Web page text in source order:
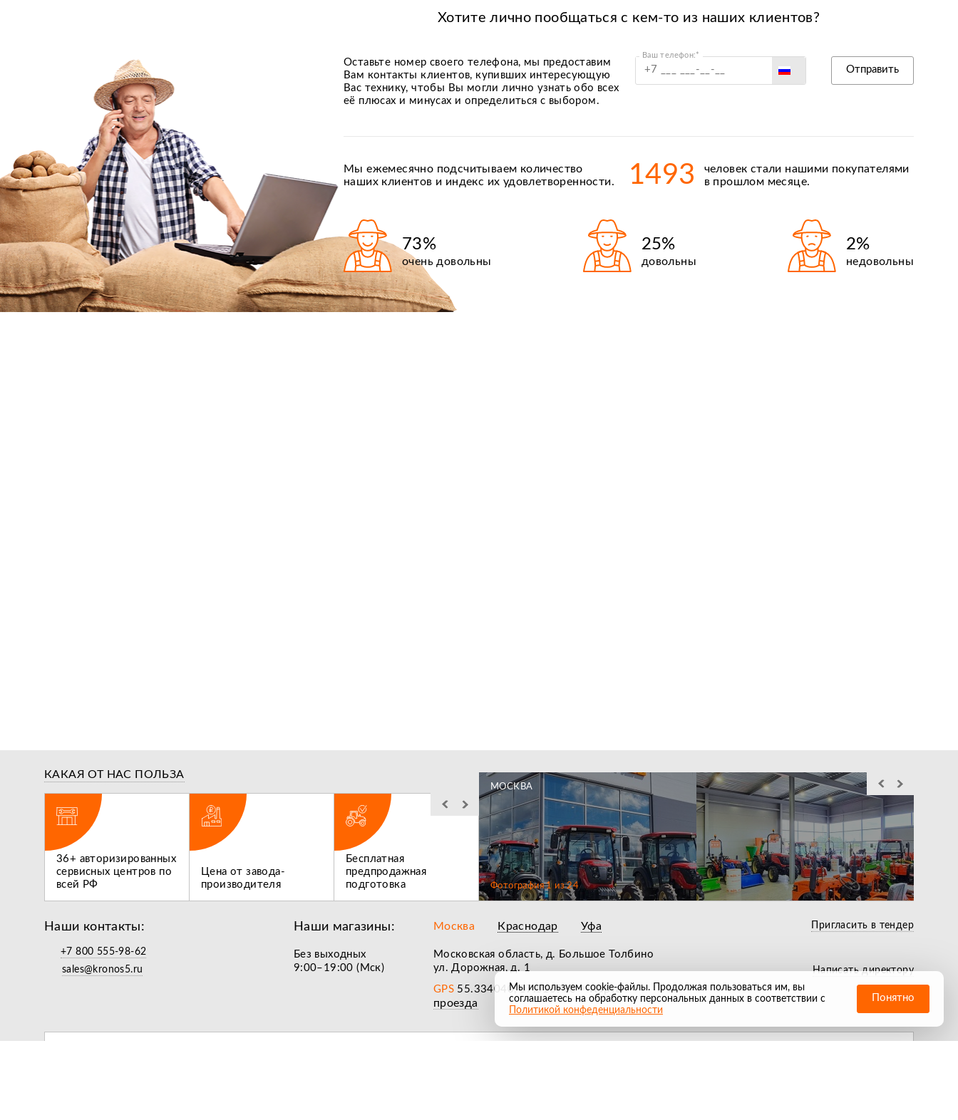
Хотите лично пообщаться с кем-то из наших клиентов?
Оставьте номер своего телефона, мы предоставим
Вам контакты клиентов, купивших интересующую
Вас технику, чтобы Вы могли лично узнать обо всех
её плюсах и минусах и определиться с выбором.
Ваш телефон:*
Киргизия
Отправить
Мы ежемесячно подсчитываем количество
наших клиентов и индекс их удовлетворенности.
1493
человек стали нашими покупателями
в прошлом месяце.
73%
очень довольны
25%
довольны
2%
недовольны
КАКАЯ ОТ НАС ПОЛЬЗА
36+ авторизированных
сервисных центров по
всей РФ
Цена от завода-
производителя
Бесплатная
предпродажная
подготовка
Льготное
послегарантийное
обслуживание
Лучшие условия по
кредиту и лизингу
Служба выездного
сервиса действующая
по всей РФ
МОСКВА
Фотография1 из24
Наши контакты:
+7 800 555-98-62
sales@kronos5.ru
Наши магазины: Москва Краснодар Уфа
Без выходных
9:00–19:00 (Мск)
Московская область, д. Большое Толбино
ул. Дорожная, д. 1
GPS 55.334040, 37.510996• Карта
проезда
Пригласить в тендер
Написать директору
Мы используем cookie-файлы. Продолжая пользоваться им, вы
соглашаетесь на обработку персональных данных в соответствии с
Политикой конфеденциальности
Понятно